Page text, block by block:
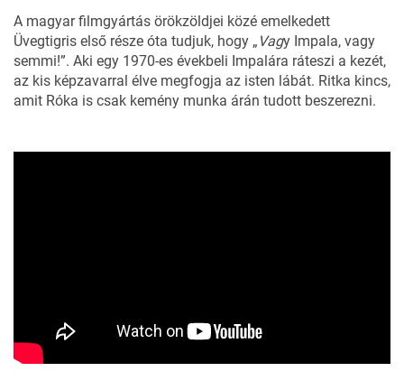
A magyar filmgyártás örökzöldjei közé emelkedett
Üvegtigris első része óta tudjuk, hogy „ Vagy Impala, vagy
semmi!”. Aki egy 1970-es évekbeli Impalára ráteszi a kezét,
az kis képzavarral élve megfogja az isten lábát. Ritka kincs,
amit Róka is csak kemény munka árán tudott beszerezni.